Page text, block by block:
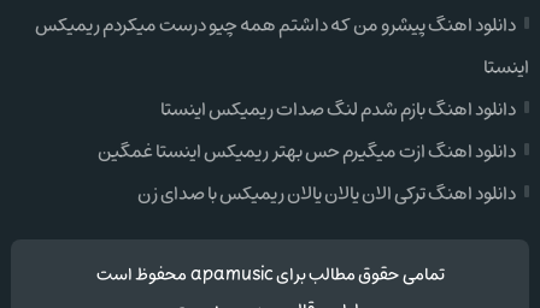
دانلود اهنگ پیشرو من که داشتم همه چیو درست میکردم ریمیکس
اینستا
دانلود اهنگ بازم شدم لنگ صدات ریمیکس اینستا
دانلود اهنگ ازت میگیرم حس بهتر ریمیکس اینستا غمگین
دانلود اهنگ ترکی الان یالان یالان ریمیکس با صدای زن
تمامی حقوق مطالب برای apamusic محفوظ است